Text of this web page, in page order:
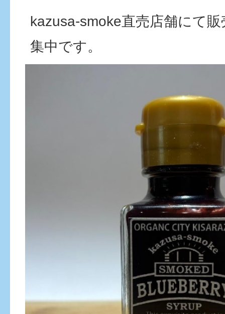
kazusa-smoke直売店舗にて
集中です。